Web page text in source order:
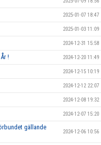
2025-01-07 18:47
2025-01-03 11:09
2024-12-31 15:58
! 2024-12-20 11:49
2024-12-15 10:19
2024-12-12 22:07
2024-12-08 19:32
2024-12-07 15:20
gällande
2024-12-06 10:56